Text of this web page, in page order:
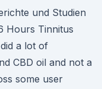
und Studien
Hours Tinnitus
a lot of
CBD oil and not a
some user